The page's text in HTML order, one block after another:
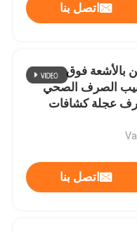
اتصل بنا
بالأشعة فوق
الصرف الصحي
رف عجلة كشافات
اتصل بنا